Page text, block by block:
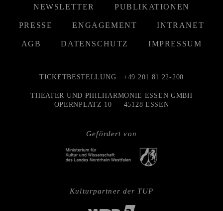
NEWSLETTER PUBLIKATIONEN
PRESSE ENGAGEMENT INTRANET
AGB DATENSCHUTZ IMPRESSUM
Gefördert von
TICKETBESTELLUNG +49 201 81 22-200
THEATER UND PHILHARMONIE ESSEN GMBH
OPERNPLATZ 10 — 45128 ESSEN
Kulturpartner der TUP